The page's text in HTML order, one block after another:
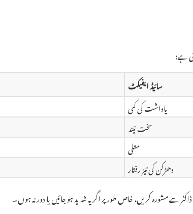
ہے:
سائیڈ ایفیکٹ
یاداشت کی کمی
سخت نیند
متلی
دھڑکن کی تیز رفتار
سے مشورہ کریں، خاص طور پر اگر یہ شدید ہو جائیں یا دور نہ ہوں۔